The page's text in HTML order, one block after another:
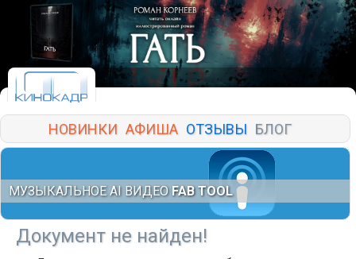
НОВИНКИ АФИША ОТЗЫВЫ БЛОГ
МУЗЫКАЛЬНОЕ AI ВИДЕО FAB TOOL
Документ не найден!